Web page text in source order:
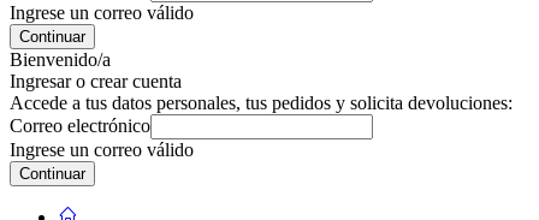
Ingrese un correo válido
Continuar
Bienvenido/a
Ingresar o crear cuenta
Accede a tus datos personales, tus pedidos y solicita devoluciones:
Correo electrónico
Ingrese un correo válido
Continuar